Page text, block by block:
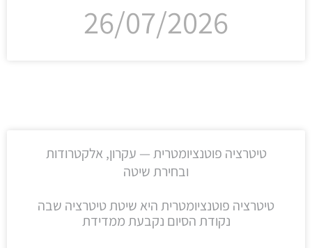
26/07/2026
טיטרציה פוטנציומטרית — עקרון, אלקטרודות
ובחירת שיטה
טיטרציה פוטנציומטרית היא שיטת טיטרציה שבה
נקודת הסיום נקבעת ממדידת